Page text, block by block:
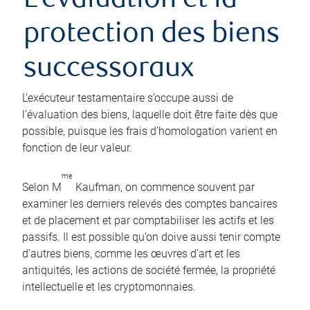
protection des biens
successoraux
L’exécuteur testamentaire s’occupe aussi de
l’évaluation des biens, laquelle doit être faite dès que
possible, puisque les frais d’homologation varient en
fonction de leur valeur.
Selon M
me
Kaufman, on commence souvent par
examiner les derniers relevés des comptes bancaires
et de placement et par comptabiliser les actifs et les
passifs. Il est possible qu’on doive aussi tenir compte
d’autres biens, comme les œuvres d’art et les
antiquités, les actions de société fermée, la propriété
intellectuelle et les cryptomonnaies.